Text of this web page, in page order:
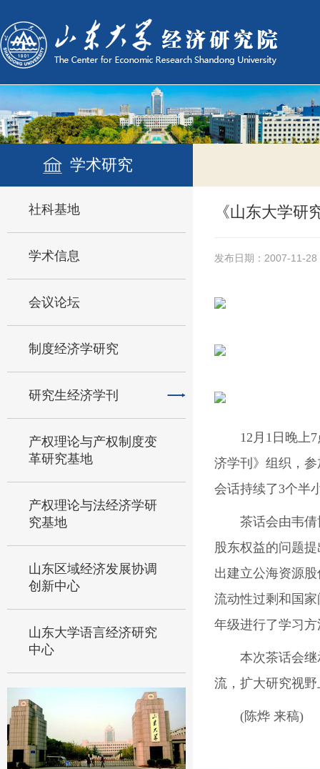
学术研究
社科基地
学术信息
会议论坛
制度经济学研究
研究生经济学刊
产权理论与产权制度变
革研究基地
产权理论与法经济学研
究基地
山东区域经济发展协调
创新中心
山东大学语言经济研究
中心
《山东大学研
发布日期：2007-11-28
12月1日晚上
济学刊》组织，
会话持续了3个半
茶话会由韦
股东权益的问题
出建立公海资源
流动性过剩和国
年级进行了学习
本次茶话会
流，扩大研究视
(陈烨 来稿)